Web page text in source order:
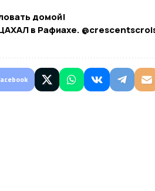
домой!
в Рафиахе.